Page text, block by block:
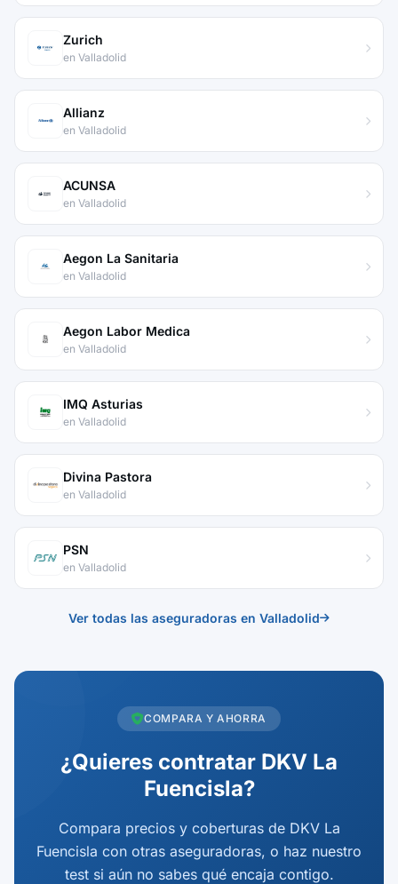
Zurich
en Valladolid
Allianz
en Valladolid
ACUNSA
en Valladolid
Aegon La Sanitaria
en Valladolid
Aegon Labor Medica
en Valladolid
IMQ Asturias
en Valladolid
Divina Pastora
en Valladolid
PSN
en Valladolid
Ver todas las aseguradoras en Valladolid
COMPARA Y AHORRA
¿Quieres contratar DKV La
Fuencisla?
Compara precios y coberturas de DKV La
Fuencisla con otras aseguradoras, o haz nuestro
test si aún no sabes qué encaja contigo.